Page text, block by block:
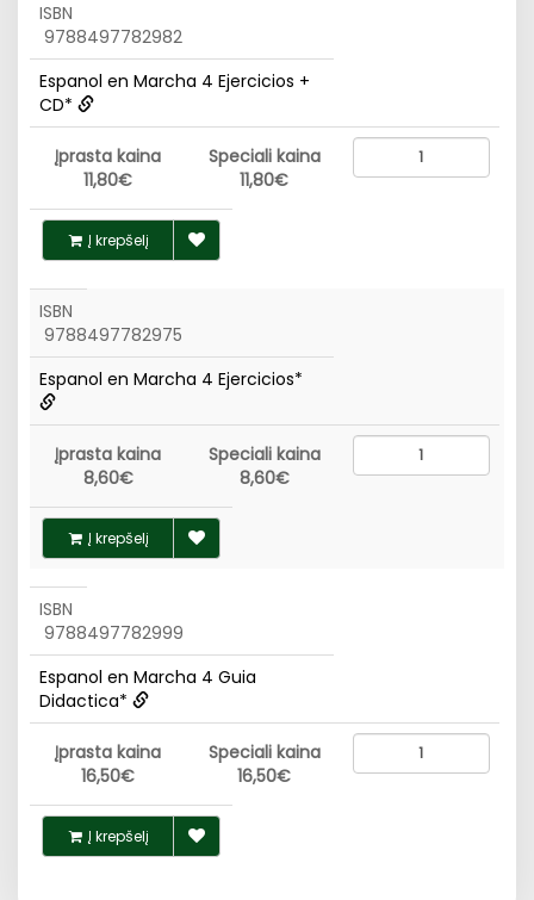
ISBN
9788497782982
Espanol en Marcha 4 Ejercicios +
CD*
Įprasta kaina
11,80€
Speciali kaina
11,80€
Į krepšelį
ISBN
9788497782975
Espanol en Marcha 4 Ejercicios*
Įprasta kaina
8,60€
Speciali kaina
8,60€
Į krepšelį
ISBN
9788497782999
Espanol en Marcha 4 Guia
Didactica*
Įprasta kaina
16,50€
Speciali kaina
16,50€
Į krepšelį